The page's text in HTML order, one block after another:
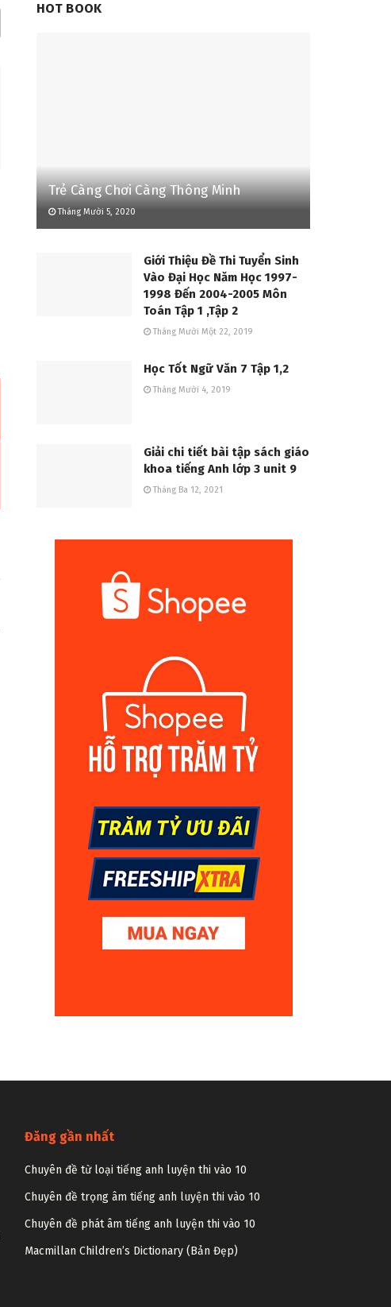
HOT BOOK
Trẻ Càng Chơi Càng Thông Minh
Tháng Mười 5, 2020
Giới Thiệu Đề Thi Tuyển Sinh
Vào Đại Học Năm Học 1997-
1998 Đến 2004-2005 Môn
Toán Tập 1 ,Tập 2
Tháng Mười Một 22, 2019
Học Tốt Ngữ Văn 7 Tập 1,2
Tháng Mười 4, 2019
Giải chi tiết bài tập sách giáo
khoa tiếng Anh lớp 3 unit 9
Tháng Ba 12, 2021
Đăng gần nhất
Chuyên đề từ loại tiếng anh luyện thi vào 10
Chuyên đề trọng âm tiếng anh luyện thi vào 10
Chuyên đề phát âm tiếng anh luyện thi vào 10
Macmillan Children’s Dictionary (Bản Đẹp)